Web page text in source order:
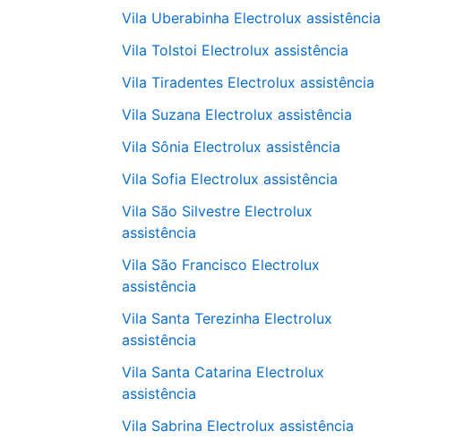
Vila Uberabinha Electrolux assistência
Vila Tolstoi Electrolux assistência
Vila Tiradentes Electrolux assistência
Vila Suzana Electrolux assistência
Vila Sônia Electrolux assistência
Vila Sofia Electrolux assistência
Vila São Silvestre Electrolux
assistência
Vila São Francisco Electrolux
assistência
Vila Santa Terezinha Electrolux
assistência
Vila Santa Catarina Electrolux
assistência
Vila Sabrina Electrolux assistência